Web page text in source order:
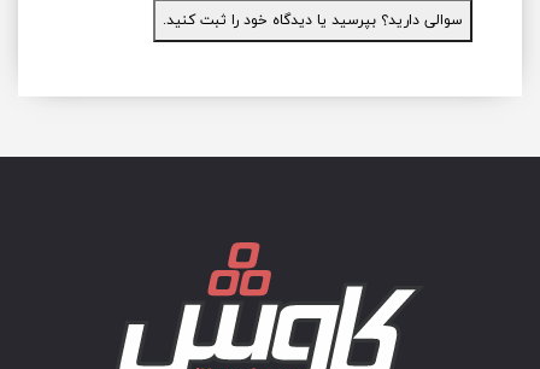
سوالی دارید؟ بپرسید یا دیدگاه خود را ثبت کنید.